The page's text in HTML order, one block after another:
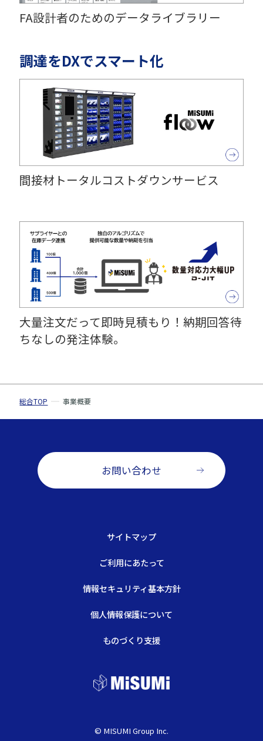
FA設計者のためのデータライブラリー
調達をDXでスマート化
間接材トータルコストダウンサービス
大量注文だって即時見積もり！納期回答待
ちなしの発注体験。
総合TOP 事業概要
サイトマップ
ご利用にあたって
情報セキュリティ基本方針
個人情報保護について
ものづくり支援
お問い合わせ
© MISUMI Group Inc.